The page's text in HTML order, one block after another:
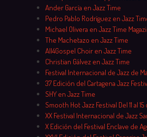
Ander García en Jazz Time
Pedro Pablo Rodríguez en Jazz
Michael Olivera en Jazz Time
The Machetazo en Jazz Time
All4Gospel Choir en Jazz Time
Christian Gálvez en Jazz Time
Festival Internacional de Jazz de
37 Edición del Cartagena Jazz
SHY en Jazz Time
Smooth Hot Jazz Festival Del 11 al
XX Festival Internacional de Jazz
X Edición del Festival Enclave de